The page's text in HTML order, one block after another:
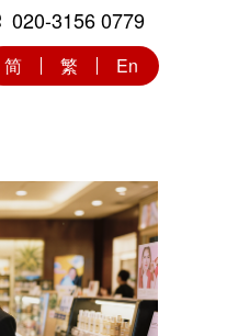
020-3156 0779
简 繁 En